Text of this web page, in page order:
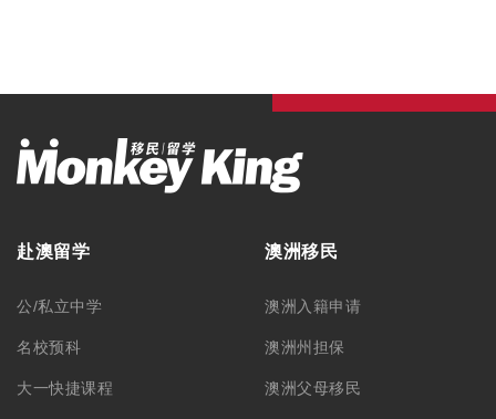
赴澳留学
公/私立中学
名校预科
大一快捷课程
澳洲移民
澳洲入籍申请
澳洲州担保
澳洲父母移民